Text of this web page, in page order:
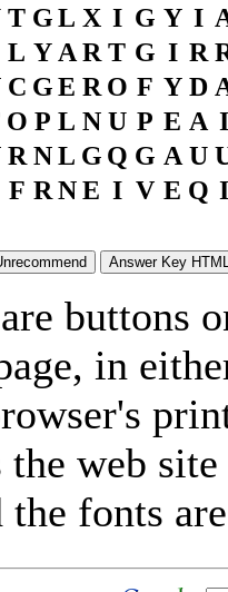
T GL X I G Y I
L Y A R T G I R
C GE R O F Y D
O P L N U P E A I
R N L G Q G A U
F R N E I V E Q I
buttons
in
web
the fonts